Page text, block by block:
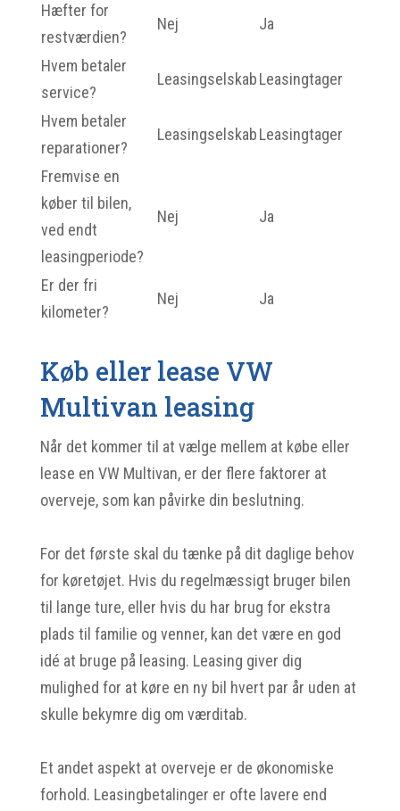
Hæfter for
restværdien?
Nej Ja
Hvem betaler
service?
LeasingselskabLeasingtager
Hvem betaler
reparationer?
LeasingselskabLeasingtager
Fremvise en
køber til bilen,
ved endt
leasingperiode?
Nej Ja
Er der fri
kilometer?
Nej Ja
Køb eller lease VW
Multivan leasing
Når det kommer til at vælge mellem at købe eller
lease en VW Multivan, er der flere faktorer at
overveje, som kan påvirke din beslutning.
For det første skal du tænke på dit daglige behov
for køretøjet. Hvis du regelmæssigt bruger bilen
til lange ture, eller hvis du har brug for ekstra
plads til familie og venner, kan det være en god
idé at bruge på leasing. Leasing giver dig
mulighed for at køre en ny bil hvert par år uden at
skulle bekymre dig om værditab.
Et andet aspekt at overveje er de økonomiske
forhold. Leasingbetalinger er ofte lavere end